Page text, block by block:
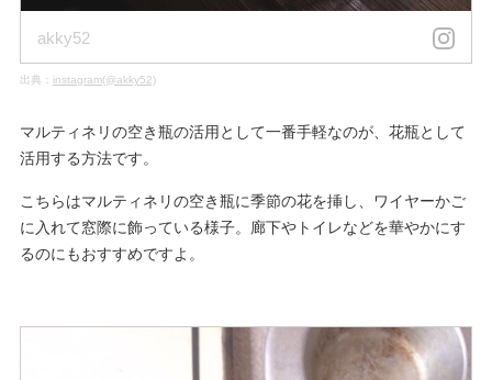
akky52
出典： instagram(@akky52)
マルティネリの空き瓶の活用として一番手軽なのが、花瓶として
活用する方法です。
こちらはマルティネリの空き瓶に季節の花を挿し、ワイヤーかご
に入れて窓際に飾っている様子。廊下やトイレなどを華やかにす
るのにもおすすめですよ。